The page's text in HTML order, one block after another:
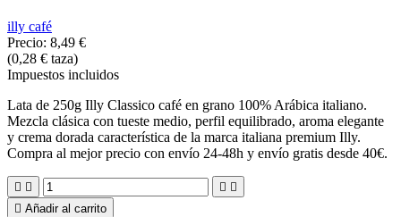
illy café
Precio: 8,49 €
(0,28 € taza)
Impuestos incluidos
Lata de 250g Illy Classico café en grano 100% Arábica italiano.
Mezcla clásica con tueste medio, perfil equilibrado, aroma elegante
y crema dorada característica de la marca italiana premium Illy.
Compra al mejor precio con envío 24-48h y envío gratis desde 40€.
   
 Añadir al carrito